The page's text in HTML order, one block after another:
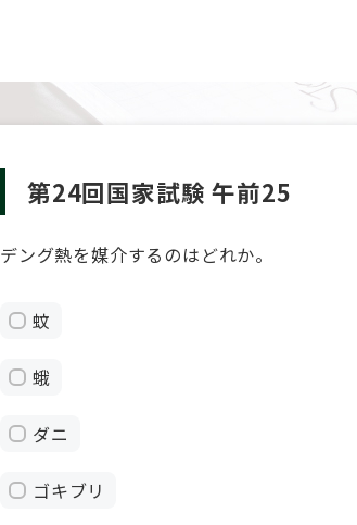
第24回国家試験 午前25
デング熱を媒介するのはどれか。
蚊
蛾
ダニ
ゴキブリ